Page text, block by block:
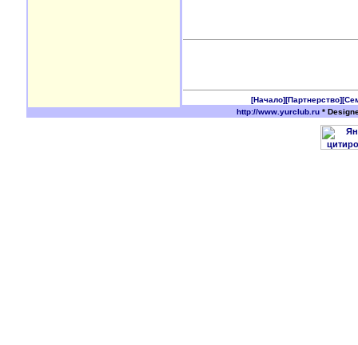
[Начало][Партнерство]
http://www.yurclub.ru *